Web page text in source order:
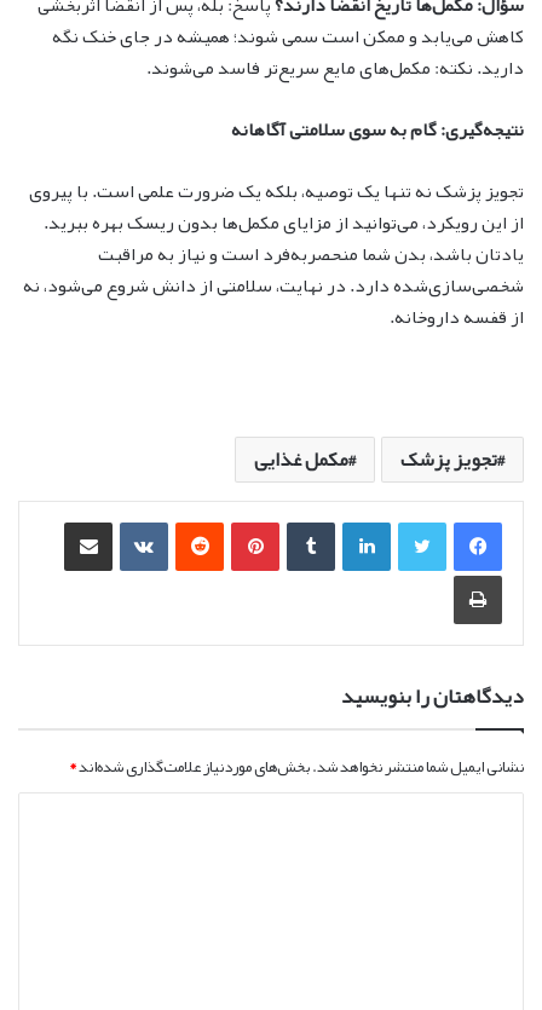
کاهش می‌یابد و ممکن است سمی شوند؛ همیشه در جای خنک نگه
دارید. نکته: مکمل‌های مایع سریع‌تر فاسد می‌شوند.
نتیجه‌گیری: گام به سوی سلامتی آگاهانه
تجویز پزشک نه تنها یک توصیه، بلکه یک ضرورت علمی است. با پیروی
از این رویکرد، می‌توانید از مزایای مکمل‌ها بدون ریسک بهره ببرید.
یادتان باشد، بدن شما منحصربه‌فرد است و نیاز به مراقبت
شخصی‌سازی‌شده دارد. در نهایت، سلامتی از دانش شروع می‌شود، نه
از قفسه داروخانه.
تجویز پزشک مکمل غذایی
لینکدین ‫پین‌ترست ‫رددیت
چاپ
دیدگاهتان را بنویسید
نشانی ایمیل شما منتشر نخواهد شد.بخش‌های موردنیاز علامت‌گذاری شده‌اند*